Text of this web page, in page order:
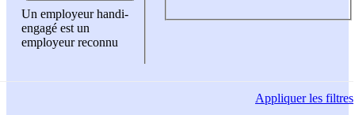
Un employeur handi-
engagé est un
employeur reconnu
Appliquerles filtres